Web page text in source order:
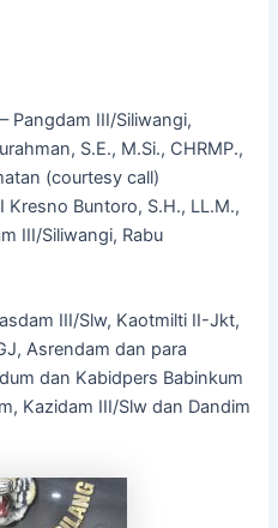
Pangdam III/Siliwangi,
S.E., M.Si., CHRMP.,
(courtesy call)
Kresno Buntoro, S.H., LL.M.,
III/Siliwangi, Rabu
III/Slw, Kaotmilti II-Jkt,
Asrendam dan para
dan Kabidpers Babinkum
Kazidam III/Slw dan Dandim